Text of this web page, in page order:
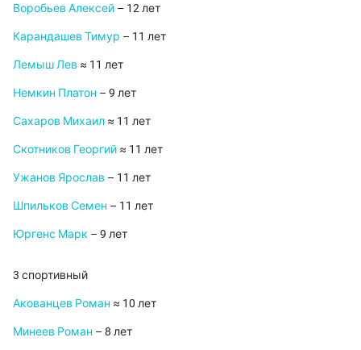
Воробьев Алексей – 12 лет
Карандашев Тимур – 11 лет
Лемыш Лев ≈ 11 лет
Немкин Платон – 9 лет
Сахаров Михаил ≈ 11 лет
Скотников Георгий ≈ 11 лет
Ужанов Ярослав – 11 лет
Шпильков Семен – 11 лет
Юргенс Марк – 9 лет
3 спортивный
Акованцев Роман ≈ 10 лет
Минеев Роман – 8 лет